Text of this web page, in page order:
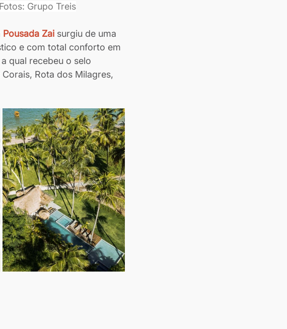
Grupo Treis
Pousada Zai surgiu de uma
e com total conforto em
qual recebeu o selo
Rota dos Milagres,